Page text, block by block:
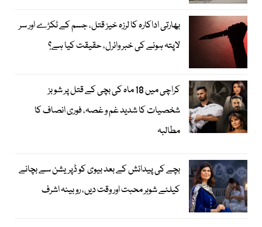
بھارتی اداکارہ کا لرزہ خیز قتل، جسم کے ٹکڑے اور سر
لاپتہ ہونے کی خبر وائرل، حقیقت کیا ہے؟
کراچی میں 18 ماہ کی بچی کے قتل پر شوبز
شخصیات کا شدید غم و غصہ، فوری انصاف کا
مطالبہ
بچے کی پیدائش کے بعد بیوی کو ڈپریشن سے بچانے
کیلئے شوہر محبت اور وقت دیں، روبینہ اشرف